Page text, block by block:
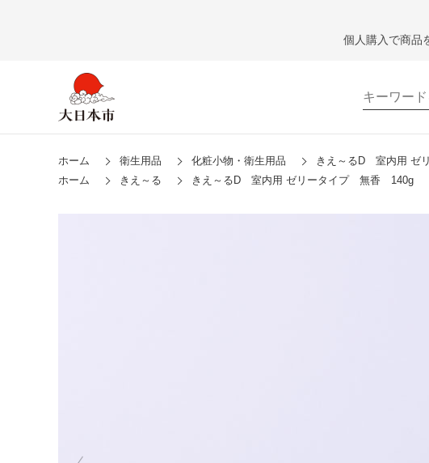
個人購入で商品
ホーム 衛生用品 化粧小物・衛生用品
きえ～るD 室内用
ホーム
きえ～る きえ～るD 室内用 ゼリータイプ 無香 140g